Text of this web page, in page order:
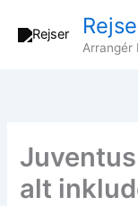
Arrangér
alt